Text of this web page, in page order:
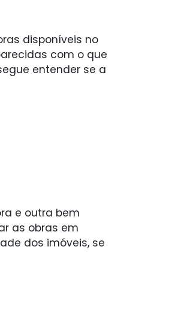
disponíveis no
com o que
entender se a
e outra bem
as obras em
dos imóveis, se